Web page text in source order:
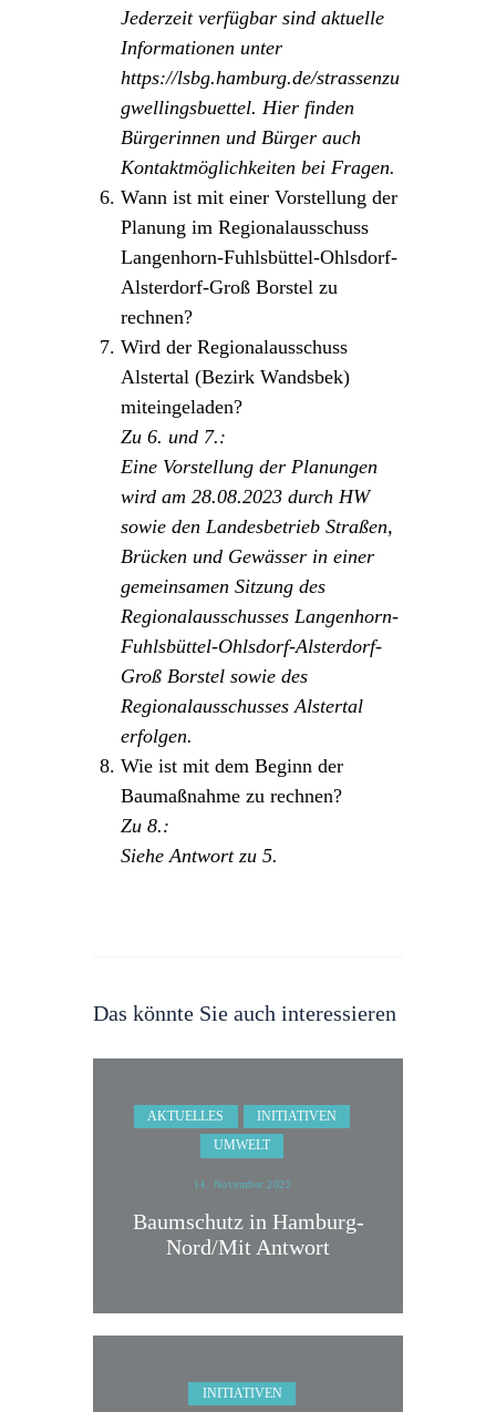
Jederzeit verfügbar sind aktuelle
Informationen unter
https://lsbg.hamburg.de/strassenzu
gwellingsbuettel. Hier finden
Bürgerinnen und Bürger auch
Kontaktmöglichkeiten bei Fragen.
Wann ist mit einer Vorstellung der
Planung im Regionalausschuss
Langenhorn-Fuhlsbüttel-Ohlsdorf-
Alsterdorf-Groß Borstel zu
rechnen?
Wird der Regionalausschuss
Alstertal (Bezirk Wandsbek)
miteingeladen?
Zu 6. und 7.:
Eine Vorstellung der Planungen
wird am 28.08.2023 durch HW
sowie den Landesbetrieb Straßen,
Brücken und Gewässer in einer
gemeinsamen Sitzung des
Regionalausschusses Langenhorn-
Fuhlsbüttel-Ohlsdorf-Alsterdorf-
Groß Borstel sowie des
Regionalausschusses Alstertal
erfolgen.
Wie ist mit dem Beginn der
Baumaßnahme zu rechnen?
Zu 8.:
Siehe Antwort zu 5.
Das könnte Sie auch interessieren
AKTUELLES
INITIATIVEN
UMWELT
14. November 2022
Baumschutz in Hamburg-
Nord/Mit Antwort
INITIATIVEN